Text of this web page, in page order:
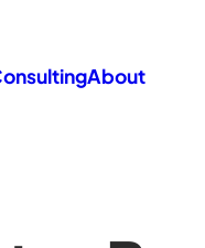
About